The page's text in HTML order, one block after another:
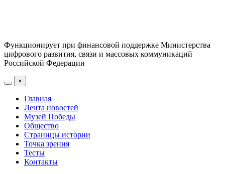
Функционирует при финансовой поддержке Министерства
цифрового развития, связи и массовых коммуникаций
Российской Федерации
×
Главная
Лента новостей
Музей Победы
Общество
Страницы истории
Точка зрения
Тесты
Контакты